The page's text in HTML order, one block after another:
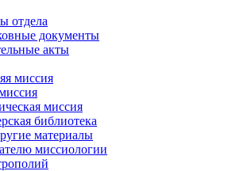
отдела
документы
акты
миссия
миссия
библиотека
материалы
миссиологии